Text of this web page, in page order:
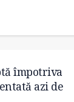
împotriva
azi de